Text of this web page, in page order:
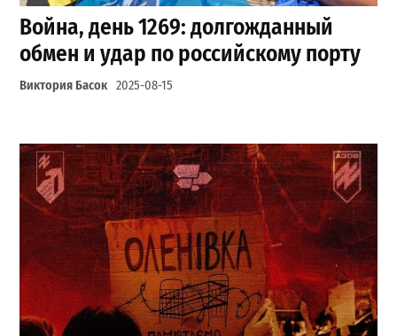
Война, день 1269: долгожданный
обмен и удар по российскому порту
Виктория Басок 2025-08-15